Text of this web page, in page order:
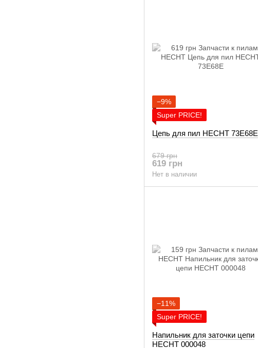
−9%
Super PRICE!
Цепь для пил HECHT 73E68E
679 грн
619 грн
Нет в наличии
−11%
Super PRICE!
Напильник для заточки цепи
HECHT 000048